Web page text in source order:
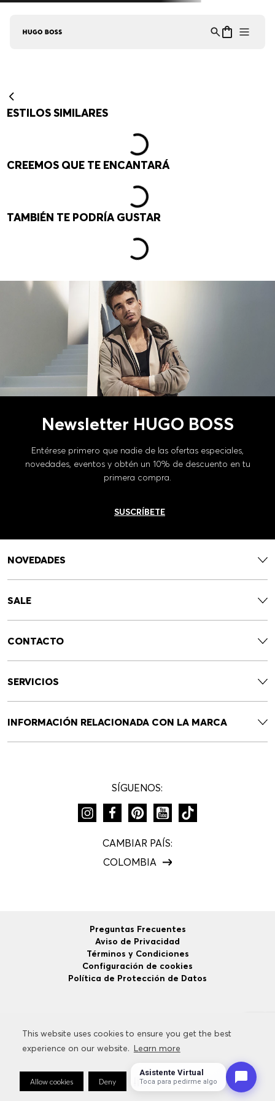
This website uses cookies to ensure you get the best
experience on our website. Learn more
Allow cookies Deny Cookie Preferences
This website uses cookies to ensure you get the best
experience on our website. Learn more
Allow cookies Deny Cookie Preferences
ESTILOS SIMILARES
CREEMOS QUE TE ENCANTARÁ
TAMBIÉN TE PODRÍA GUSTAR
Newsletter HUGO BOSS
Entérese primero que nadie de las ofertas especiales,
novedades, eventos y obtén un 10% de descuento en tu
primera compra.
SUSCRÍBETE
NOVEDADES
SALE
CONTACTO
SERVICIOS
INFORMACIÓN RELACIONADA CON LA MARCA
SÍGUENOS:
CAMBIAR PAÍS:
COLOMBIA
Preguntas Frecuentes
Aviso de Privacidad
Términos y Condiciones
Configuración de cookies
Política de Protección de Datos
© 2026 HUGO BOSS Todos los Derechos Reservados.
Asistente Virtual
Toca para pedirme algo
Asistente Virtual
en línea ⋮